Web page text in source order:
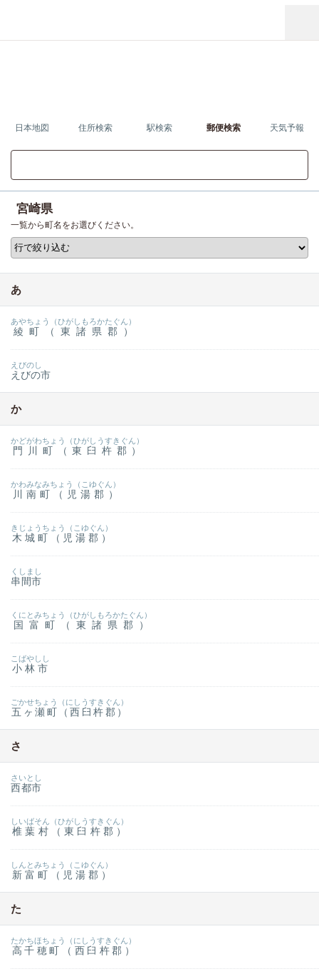
日本地図 住所検索 駅検索 郵便検索 天気予報
宮崎県
一覧から町名をお選びください。
あ
綾町（東諸県郡）
あやちょう（ひがしもろかたぐん）
えびの市
えびのし
か
門川町（東臼杵郡）
かどがわちょう（ひがしうすきぐん）
川南町（児湯郡）
かわみなみちょう（こゆぐん）
木城町（児湯郡）
きじょうちょう（こゆぐん）
串間市
くしまし
国富町（東諸県郡）
くにとみちょう（ひがしもろかたぐん）
小林市
こばやしし
五ヶ瀬町（西臼杵郡）
ごかせちょう（にしうすきぐん）
さ
西都市
さいとし
椎葉村（東臼杵郡）
しいばそん（ひがしうすきぐん）
新富町（児湯郡）
しんとみちょう（こゆぐん）
た
高千穂町（西臼杵郡）
たかちほちょう（にしうすきぐん）